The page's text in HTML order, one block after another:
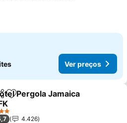
Ver preços
Adicionar aos favoritos
Pergola Jamaica
4.426